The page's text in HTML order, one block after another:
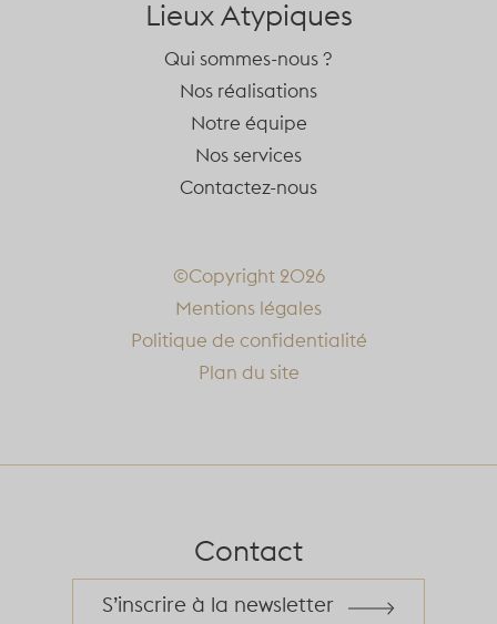
Lieux Atypiques
Qui sommes-nous ?
Nos réalisations
Notre équipe
Nos services
Contactez-nous
©Copyright 2026
Mentions légales
Politique de confidentialité
Plan du site
Contact
S’inscrire à la newsletter